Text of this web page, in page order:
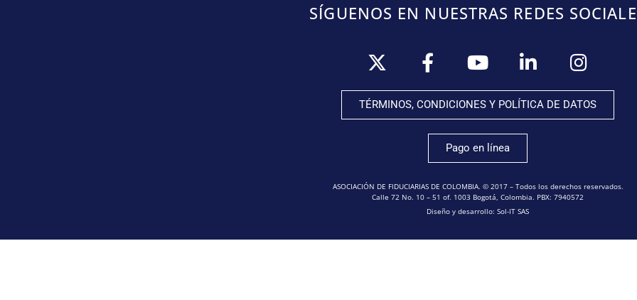
SÍGUENOS EN NUESTRAS REDES
TÉRMINOS, CONDICIONES Y POLÍTICA DE DATOS
Pago en línea
ASOCIACIÓN DE FIDUCIARIAS DE COLOMBIA. © 2017 – Todos los derechos reservados.
Calle 72 No. 10 – 51 of. 1003 Bogotá, Colombia. PBX: 7940572
Diseño y desarrollo: Sol-IT SAS